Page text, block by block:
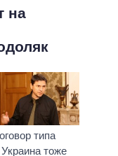
на
типа
тоже